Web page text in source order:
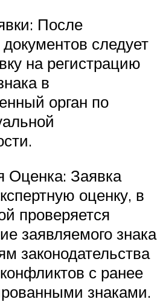
После
документов следует
на регистрацию
в
орган по
Оценка: Заявка
оценку, в
проверяется
заявляемого знака
законодательства
с ранее
знаками.